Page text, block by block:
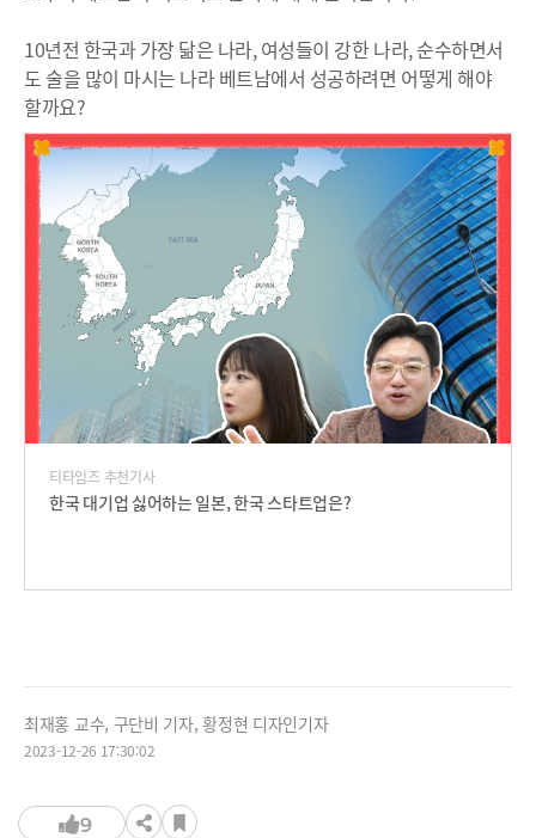
10년전 한국과 가장 닮은 나라, 여성들이 강한 나라, 순수하면서
도 술을 많이 마시는 나라 베트남에서 성공하려면 어떻게 해야
할까요?
티타임즈 추천기사
한국 대기업 싫어하는 일본, 한국 스타트업은?
최재홍 교수, 구단비 기자, 황정현 디자인기자
2023-12-26 17:30:02
9